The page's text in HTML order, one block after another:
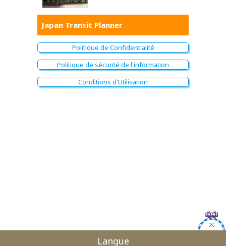
Japan Transit Planner
Politique de Confidentialité
Politique de sécurité de l'information
Conditions d'Utilisation
Langue